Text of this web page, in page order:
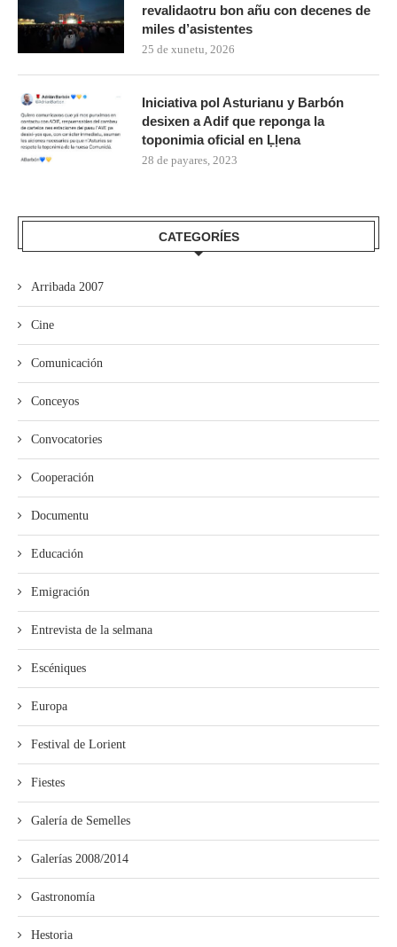
revalidaotru bon añu con decenes de
miles d’asistentes
25 de xunetu, 2026
Iniciativa pol Asturianu y Barbón
desixen a Adif que reponga la
toponimia oficial en Ḷḷena
28 de payares, 2023
CATEGORÍES
Arribada 2007
Cine
Comunicación
Conceyos
Convocatories
Cooperación
Documentu
Educación
Emigración
Entrevista de la selmana
Escéniques
Europa
Festival de Lorient
Fiestes
Galería de Semelles
Galerías 2008/2014
Gastronomía
Hestoria